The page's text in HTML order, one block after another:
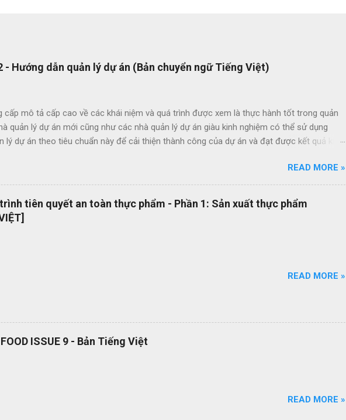
- Hướng dẫn quản lý dự án (Bản chuyển ngữ Tiếng Việt)
cấp mô tả cấp cao về các khái niệm và quá trình được xem là thực hành tốt trong quản
quản lý dự án mới cũng như các nhà quản lý dự án giàu kinh nghiệm có thể sử dụng
lý dự án theo tiêu chuẩn này để cải thiện thành công của dự án và đạt được kết quả kinh
nâng cao chất lượng dự án Tạo thuận lợi cho quá trình đấu thầu hiệu quả thông qua
ngữ quản lý dự án một cách nhất quán Cho phép sự linh hoạt của nhân viên quản lý dự
việc trong các dự án quốc tế Cung cấp các nguyên tắc và quy trình quản lý dự án
OEMS Chuyển đổi số quy trình thật đơn giản. Hiện tại bộ quy trình ISO của bạn đang
dạng bản in? OEMS là một công cụ tuyệt vời giúp bạn chuyển đổi số bộ quy trình của
READ MORE »
tiên quyết an toàn thực phẩm - Phần 1: Sản xuất thực phẩm
READ MORE »
ISSUE 9 - Bản Tiếng Việt
READ MORE »